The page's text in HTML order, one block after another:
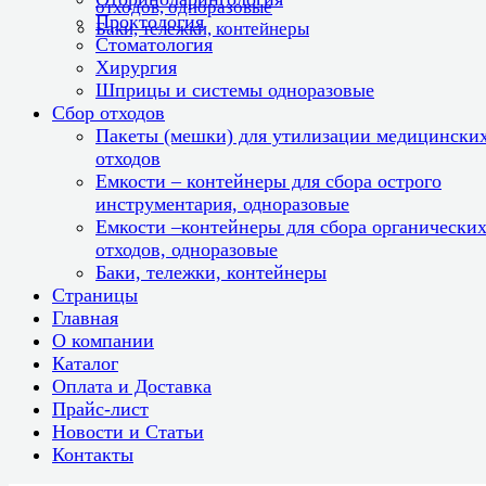
отходов, одноразовые
Баки, тележки, контейнеры
Проктология
Стоматология
Хирургия
Шприцы и системы одноразовые
Сбор отходов
Пакеты (мешки) для утилизации
отходов
Емкости – контейнеры для сбора острого
инструментария, одноразовые
Емкости –контейнеры для сбора органических
отходов, одноразовые
Баки, тележки, контейнеры
Страницы
Главная
О компании
Каталог
Оплата и Доставка
Прайс-лист
Новости и Статьи
Контакты